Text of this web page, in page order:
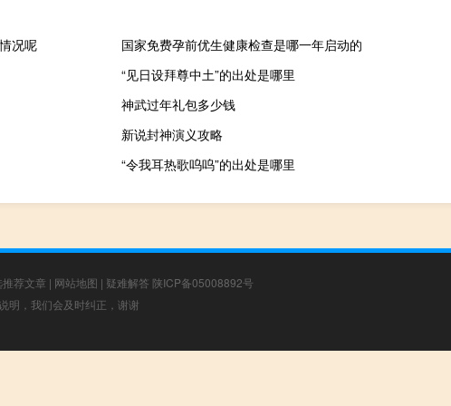
况呢
国家免费孕前优生健康检查是哪一年启动的
“见日设拜尊中土”的出处是哪里
神武过年礼包多少钱
新说封神演义攻略
“令我耳热歌呜呜”的出处是哪里
推荐文章 | 网站地图 | 疑难解答 陕ICP备05008892号
明，我们会及时纠正，谢谢